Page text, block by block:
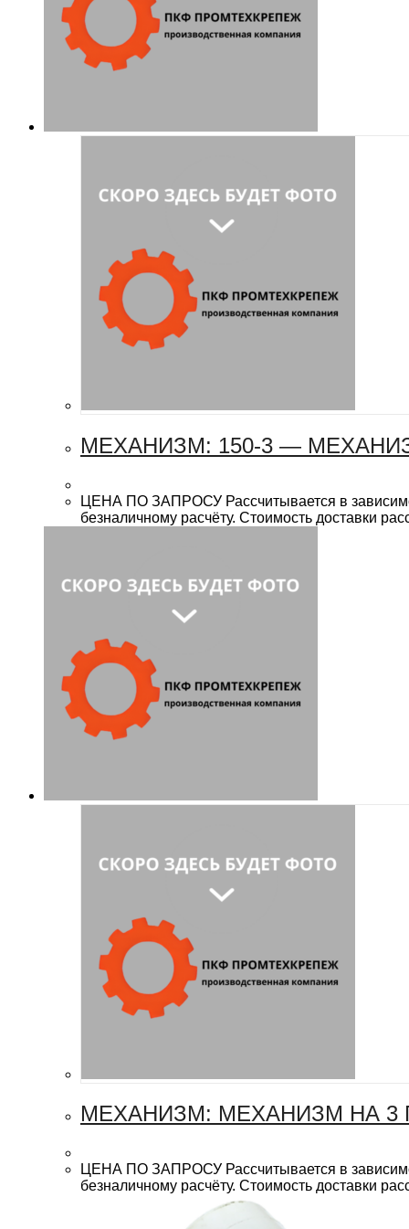
МЕХАНИЗМ: 150-3 —
ЦЕНА ПО ЗАПРОСУ Рассчитывается в
безналичному расчёту. Стоимость доставки
МЕХАНИЗМ: МЕХАНИЗМ НА
ЦЕНА ПО ЗАПРОСУ Рассчитывается в
безналичному расчёту. Стоимость доставки